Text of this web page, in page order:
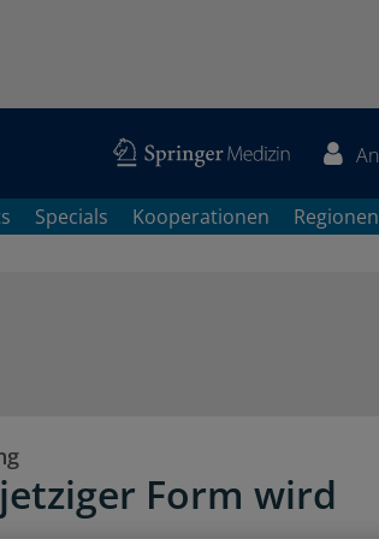
Specials Kooperationen Regionen
Form wird